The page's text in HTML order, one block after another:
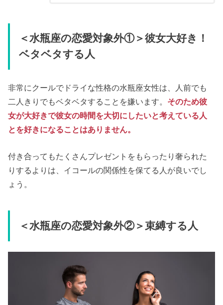
＜水瓶座の恋愛対象外①＞彼女大好き！
ベタベタする人
非常にクールでドライな性格の水瓶座女性は、人前でも
二人きりでもベタベタすることを嫌います。 そのため彼
女が大好きで彼女の時間を大切にしたいと考えている人
とを好きになることはありません。
付き合ってもたくさんプレゼントをもらったり奢られた
りするよりは、イコールの関係性を保てる人が良いでし
ょう。
＜水瓶座の恋愛対象外②＞束縛する人